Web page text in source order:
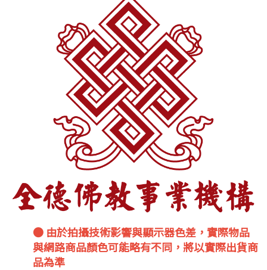
● 由於拍攝技術影響與顯示器色差，實際物品
與網路商品顏色可能略有不同，將以實際出貨商
品為準